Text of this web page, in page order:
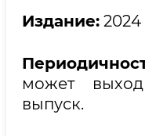
Издание: 2024
может
выпуск.